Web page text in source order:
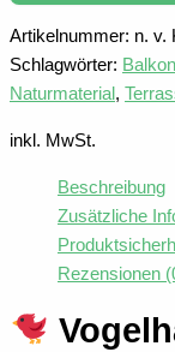
Artikelnummer: n. v.
Schlagwörter:
Naturmaterial,
inkl. MwSt.
Beschreibung
Zusätzliche
Rezensionen